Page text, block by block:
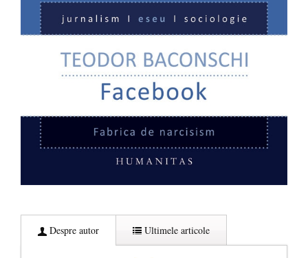
Despre autor Ultimele articole